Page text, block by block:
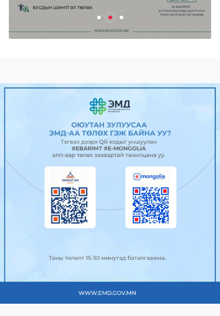
Ганцмод-Гашуунсухайтын төмөр
замын бүтээн байгуула...
2025/04/24 0 485
2025/04/24 0 512
сарын...
2025/04/24 0 494
УИХ-ын Нийгмийн бодлогын
байнгын хороо хуралдав
0 480
зөвлөлийн гишүүд нийс...